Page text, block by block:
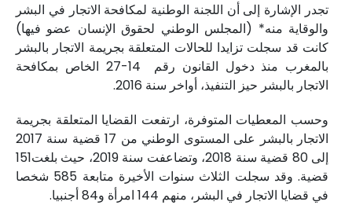
تجدر الإشارة إلى أن اللجنة الوطنية لمكافحة الاتجار في البشر
والوقاية منه* (المجلس الوطني لحقوق الإنسان عضو فيها)
كانت قد سجلت تزايدا للحالات المتعلقة بجريمة الاتجار بالبشر
بالمغرب منذ دخول القانون رقم 14-27 الخاص بمكافحة
الاتجار بالبشر حيز التنفيذ، أواخر سنة 2016.
وحسب المعطيات المتوفرة، ارتفعت القضايا المتعلقة بجريمة
الاتجار بالبشر على المستوى الوطني من 17 قضية سنة 2017
إلى 80 قضية سنة 2018، وتضاعفت سنة 2019، حيث بلغت151
قضية. وقد سجلت الثلاث سنوات الأخيرة متابعة 585 شخصا
في قضايا الاتجار في البشر، منهم 144 امرأة و84 أجنبيا.